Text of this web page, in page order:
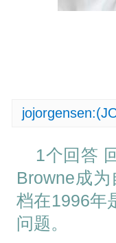
1个回答
Browne成
档在1996年
问题。